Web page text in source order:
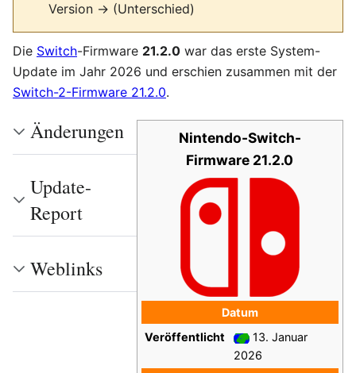
Version → (Unterschied)
Die Switch-Firmware 21.2.0 war das erste System-
Update im Jahr 2026 und erschien zusammen mit der
Switch-2-Firmware 21.2.0.
Nintendo-Switch-
Firmware 21.2.0
Datum
Veröffentlicht
13. Januar
2026
Änderungen
Update-
Report
Weblinks